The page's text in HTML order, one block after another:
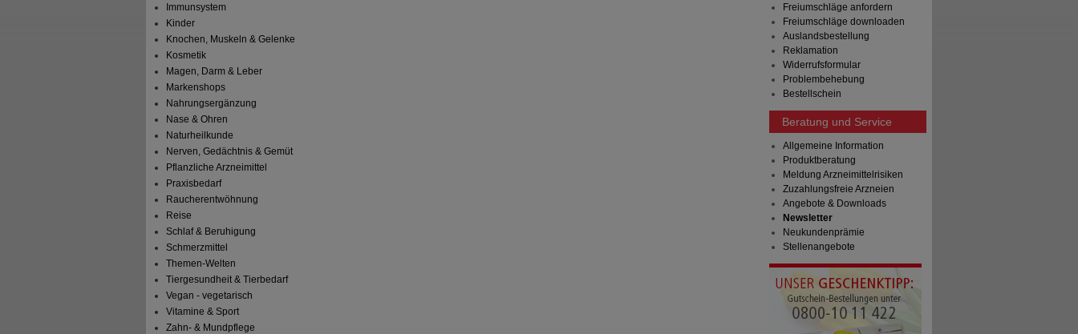
Immunsystem
Kinder
Knochen, Muskeln & Gelenke
Kosmetik
Magen, Darm & Leber
Markenshops
Nahrungsergänzung
Nase & Ohren
Naturheilkunde
Nerven, Gedächtnis & Gemüt
Pflanzliche Arzneimittel
Praxisbedarf
Raucherentwöhnung
Reise
Schlaf & Beruhigung
Schmerzmittel
Themen-Welten
Tiergesundheit & Tierbedarf
Vegan - vegetarisch
Vitamine & Sport
Zahn- & Mundpflege
Freiumschläge anfordern
Freiumschläge downloaden
Auslandsbestellung
Reklamation
Widerrufsformular
Problembehebung
Bestellschein
Beratung und Service
Allgemeine Information
Produktberatung
Meldung Arzneimittelrisiken
Zuzahlungsfreie Arzneien
Angebote & Downloads
Newsletter
Neukundenprämie
Stellenangebote